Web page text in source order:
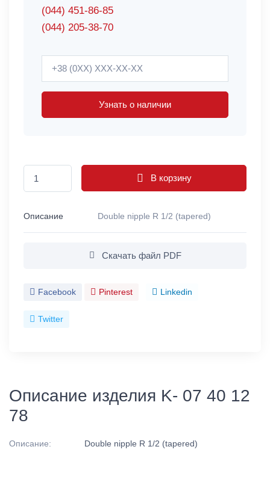
(044) 451-86-85
(044) 205-38-70
Узнать о наличии
В корзину
Описание Double nipple R 1/2 (tapered)
Скачать файл PDF
Facebook Pinterest Linkedin
Twitter
Описание изделия K- 07 40 12
78
Описание: Double nipple R 1/2 (tapered)